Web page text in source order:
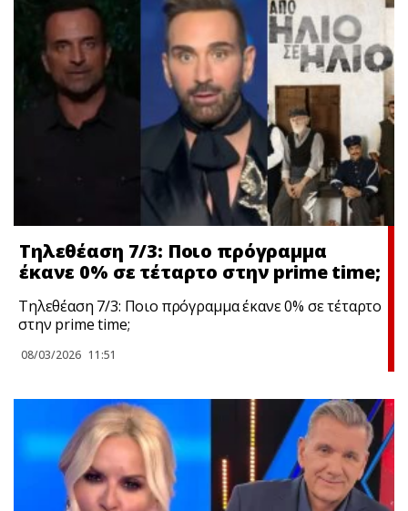
Τηλεθέαση 7/3: Ποιο πρόγραμμα
έκανε 0% σε τέταρτο στην prime time;
Τηλεθέαση 7/3: Ποιο πρόγραμμα έκανε 0% σε τέταρτο
στην prime time;
08/03/2026 11:51